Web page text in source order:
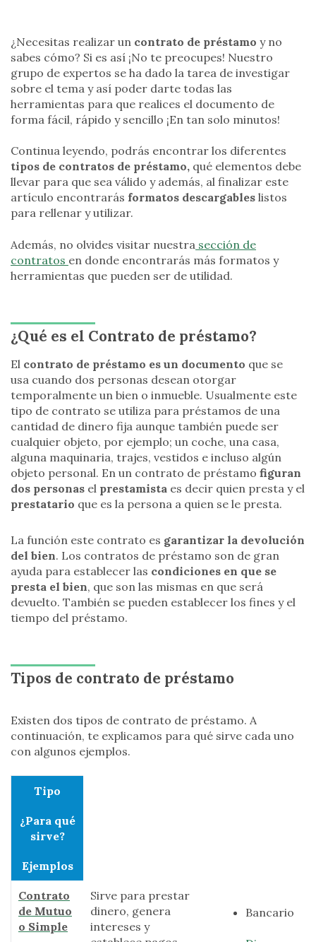
¿Necesitas realizar un contrato de préstamo y no
sabes cómo? Si es así ¡No te preocupes! Nuestro
grupo de expertos se ha dado la tarea de investigar
sobre el tema y así poder darte todas las
herramientas para que realices el documento de
forma fácil, rápido y sencillo ¡En tan solo minutos!
Continua leyendo, podrás encontrar los diferentes
tipos de contratos de préstamo, qué elementos debe
llevar para que sea válido y además, al finalizar este
artículo encontrarás formatos descargables listos
para rellenar y utilizar.
Además, no olvides visitar nuestra sección de
contratos en donde encontrarás más formatos y
herramientas que pueden ser de utilidad.
¿Qué es el Contrato de préstamo?
El contrato de préstamo es un documento que se
usa cuando dos personas desean otorgar
temporalmente un bien o inmueble. Usualmente este
tipo de contrato se utiliza para préstamos de una
cantidad de dinero fija aunque también puede ser
cualquier objeto, por ejemplo; un coche, una casa,
alguna maquinaria, trajes, vestidos e incluso algún
objeto personal. En un contrato de préstamo figuran
dos personas el prestamista es decir quien presta y el
prestatario que es la persona a quien se le presta.
La función este contrato es garantizar la devolución
del bien. Los contratos de préstamo son de gran
ayuda para establecer las condiciones en que se
presta el bien, que son las mismas en que será
devuelto. También se pueden establecer los fines y el
tiempo del préstamo.
Tipos de contrato de préstamo
Existen dos tipos de contrato de préstamo. A
continuación, te explicamos para qué sirve cada uno
con algunos ejemplos.
Tipo
¿Para qué
sirve?
Ejemplos
Contrato
de Mutuo
o Simple
Sirve para prestar
dinero, genera
intereses y
Bancario